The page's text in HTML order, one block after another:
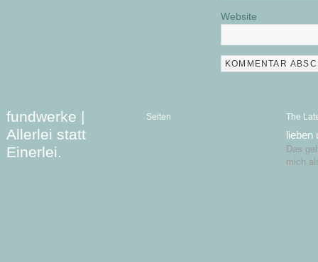
Website
fundwerke |
Allerlei statt
Einerlei.
Seiten The
lieben
Das
mich